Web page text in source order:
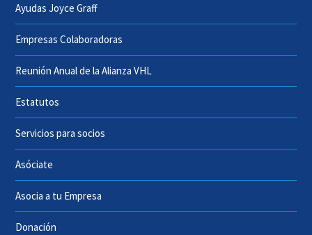
Ayudas Joyce Graff
Empresas Colaboradoras
Reunión Anual de la Alianza VHL
Estatutos
Servicios para socios
Asóciate
Asocia a tu Empresa
Donación